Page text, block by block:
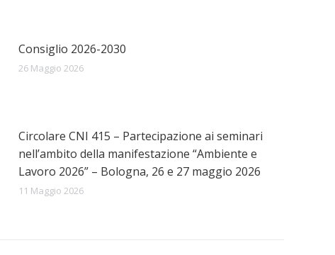
Consiglio 2026-2030
26 Maggio 2026
Circolare CNI 415 – Partecipazione ai seminari
nell’ambito della manifestazione “Ambiente e
Lavoro 2026” – Bologna, 26 e 27 maggio 2026
11 Maggio 2026